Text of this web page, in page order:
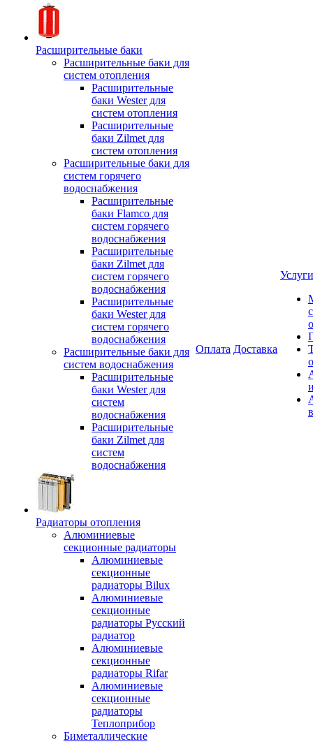
Расширительные баки
Расширительные баки для
систем отопления
Расширительные
баки Wester для
систем отопления
Расширительные
баки Zilmet для
систем отопления
Расширительные баки для
систем горячего
водоснабжения
Расширительные
баки Flamco для
систем горячего
водоснабжения
Расширительные
баки Zilmet для
систем горячего
водоснабжения
Расширительные
баки Wester для
систем горячего
водоснабжения
Расширительные баки для
систем водоснабжения
Расширительные
баки Wester для
систем
водоснабжения
Расширительные
баки Zilmet для
систем
водоснабжения
Радиаторы отопления
Алюминиевые
секционные радиаторы
Алюминиевые
секционные
радиаторы Bilux
Алюминиевые
секционные
радиаторы Русский
радиатор
Алюминиевые
секционные
радиаторы Rifar
Алюминиевые
секционные
радиаторы
Теплоприбор
Биметаллические
Оплата Доставка
Услуги